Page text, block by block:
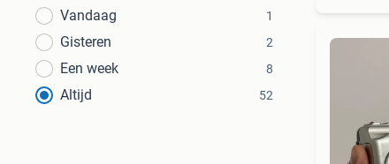
Vandaag
1
Gisteren 2
Een week 8
Altijd 52